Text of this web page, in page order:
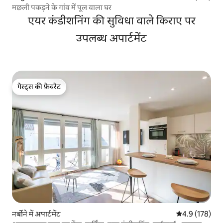
मछली पकड़ने के गांव में पूल वाला घर
एयर कंडीशनिंग की सुविधा वाले किराए पर
उपलब्ध अपार्टमेंट
गेस्ट्स की फ़ेवरेट
गेस्ट्स की फ़ेवरेट
नर्बोने में अपार्टमेंट औसत रेटिंग 5 में
4.9 (178)